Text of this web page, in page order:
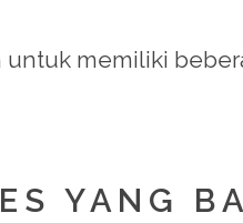
untuk memiliki
YANG